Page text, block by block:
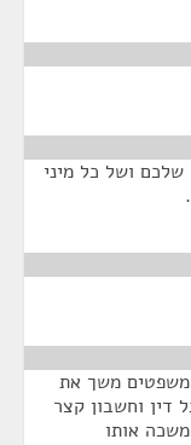
ושל כל מיני
משך את
דין וחשבון קצר
אותו